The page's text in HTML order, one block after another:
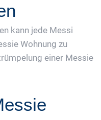
kann jede Messi
Wohnung zu
einer Messie